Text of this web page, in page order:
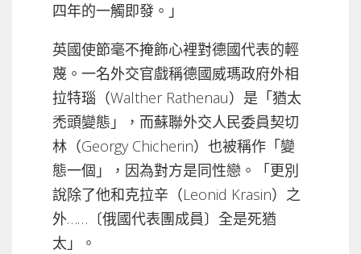
四年的一觸即發。」
英國使節毫不掩飾心裡對德國代表的輕
蔑。一名外交官戲稱德國威瑪政府外相
拉特瑙（Walther Rathenau）是「猶太
禿頭變態」，而蘇聯外交人民委員契切
林（Georgy Chicherin）也被稱作「變
態一個」，因為對方是同性戀。「更別
說除了他和克拉辛（Leonid Krasin）之
外……〔俄國代表團成員〕全是死猶
太」。